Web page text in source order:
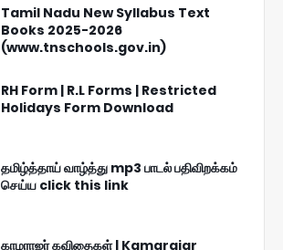
Tamil Nadu New Syllabus Text
Books 2025-2026
(www.tnschools.gov.in)
RH Form | R.L Forms | Restricted
Holidays Form Download
தமிழ்த்தாய் வாழ்த்து mp3 பாடல் பதிவிறக்கம்
செய்ய click this link
காமராஜர் கவிதைகள் | Kamarajar